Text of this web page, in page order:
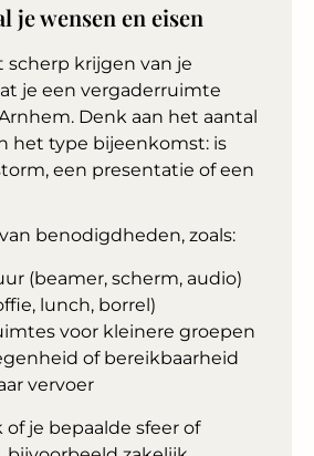
je wensen en eisen
krijgen van je
je een vergaderruimte
Denk aan het aantal
het type bijeenkomst: is
een presentatie of een
benodigdheden, zoals:
(beamer, scherm, audio)
lunch, borrel)
voor kleinere groepen
of bereikbaarheid
vervoer
je bepaalde sfeer of